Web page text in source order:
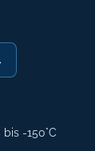
-150°C